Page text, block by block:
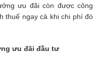
ưu đãi còn được công
thuế ngay cả khi chi phí đó
ưu đãi đầu tư